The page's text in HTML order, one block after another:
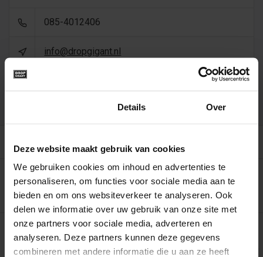
Details Over
Deze website maakt gebruik van cookies
We gebruiken cookies om inhoud en advertenties te
personaliseren, om functies voor sociale media aan te
bieden en om ons websiteverkeer te analyseren. Ook
delen we informatie over uw gebruik van onze site met
onze partners voor sociale media, adverteren en
analyseren. Deze partners kunnen deze gegevens
combineren met andere informatie die u aan ze heeft
085-4012406
info@dropgigant.nl
Gerelateerde producten